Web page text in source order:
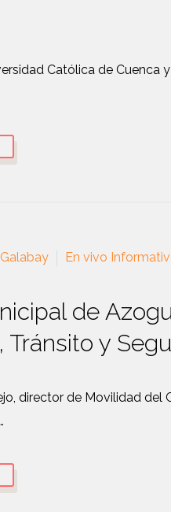
Católica de Cuenca
En vivo
de
Tránsito y
director de Movilidad del